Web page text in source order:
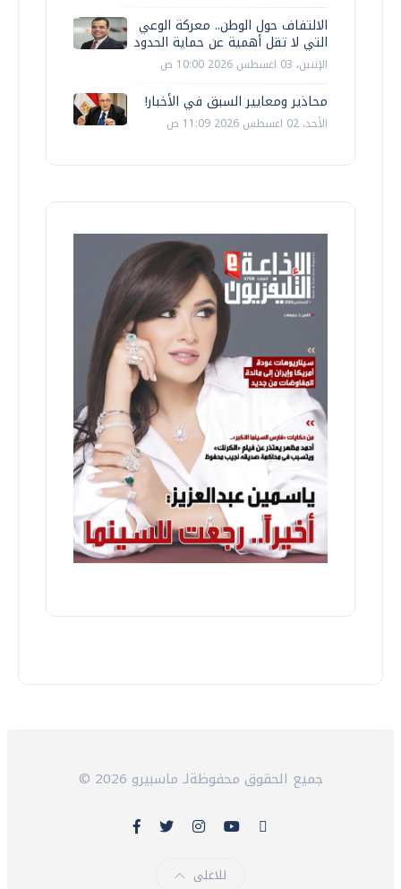
الالتفاف حول الوطن.. معركة الوعي
التي لا تقل أهمية عن حماية الحدود
الإثنين، 03 اغسطس 2026 10:00 ص
محاذير ومعايير السبق في الأخبار!
الأحد، 02 اغسطس 2026 11:09 ص
© 2026 جميع الحقوق محفوظةلـ ماسبيرو
للاعلى